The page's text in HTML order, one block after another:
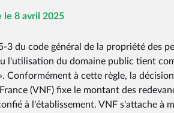
le 8 avril 2025
3 du code général de la propriété des
l'utilisation du domaine public tient
Conformément à cette règle, la
(VNF) fixe le montant des
à l'établissement. VNF s'attache à